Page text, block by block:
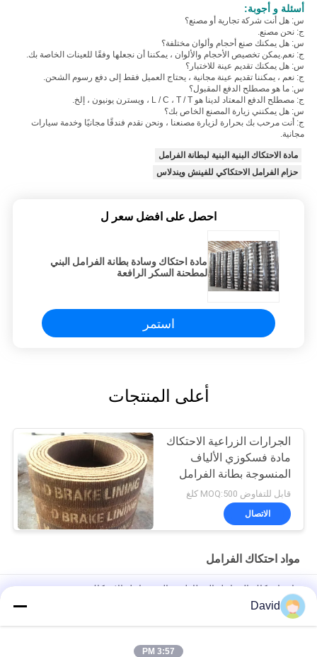
أسئلة و أجوبة:
س: هل أنت شركة تجارية أو مصنع؟
ج: نحن مصنع.
س: هل يمكنك صنع أحجام وألوان مختلفة؟
ج: نعم.يمكن تخصيص الأحجام والألوان ، يمكننا أن نجعلها وفقًا للعينات الخاصة بك.
س: هل يمكنك تقديم عينة للاختبار؟
ج: نعم ، يمكننا تقديم عينة مجانية ، يحتاج العميل فقط إلى دفع رسوم الشحن.
س: ما هو مصطلح الدفع المقبول؟
ج: مصطلح الدفع المعتاد لدينا هو L / C ، T / T ، ويسترن يونيون ، إلخ.
س: هل يمكنني زيارة المصنع الخاص بك؟
ج: أنت مرحب بك بحرارة لزيارة مصنعنا ، ونحن نقدم فندقًا مجانيًا وخدمة سيارات
مجانية.
مادة الاحتكاك البنية البنية لبطانة الفرامل
حزام الفرامل الاحتكاكي للفينش ويندلاس
احصل على افضل سعر ل
مادة احتكاك وسادة بطانة الفرامل البني
لمطحنة السكر الرافعة
استمر
أعلى المنتجات
الجرارات الزراعية الاحتكاك
مادة فسكوزي الألياف
المنسوجة بطانة الفرامل
في لفات
قابل للتفاوض MOQ:500 كلغ
الاتصال
مواد احتكاك الفرامل
مادة احتكاك الفرامل المطاطية عالية معامل الاحتكاك
مواد الاحتكاك للكابتن المقاومة بالحامض مع سلك النحاس المظلم
لفائف الكابتن
David
3:57 PM